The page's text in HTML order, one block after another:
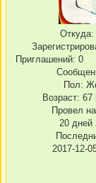
Откуда:
Приглашений: 0
Пол:
Возраст: 67
Провел
20 дней
2017-12-